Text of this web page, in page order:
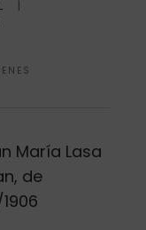
María Lasa
de